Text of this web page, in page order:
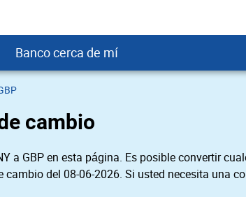
crediticio
justo
Banco cerca de mí
de Mí
Cerca de Mí
Cerca de Mí
de Mí
Cerca de Mí
cambio
a GBP en esta página. Es posible convertir
del 08-06-2026. Si usted necesita una